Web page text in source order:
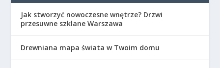
Jak stworzyć nowoczesne wnętrze? Drzwi
przesuwne szklane Warszawa
Drewniana mapa świata w Twoim domu